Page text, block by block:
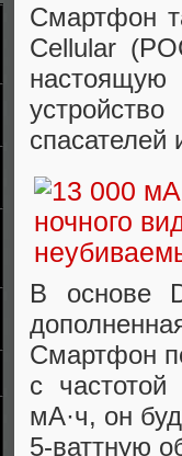
Смартфон
Cellular
спасателей
В основе
Смартфон
с
мА·ч, он
5-ваттную